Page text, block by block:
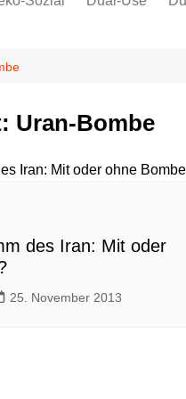
IG Metall
Uran-Bombe
des Iran: Mit oder
25. November 2013